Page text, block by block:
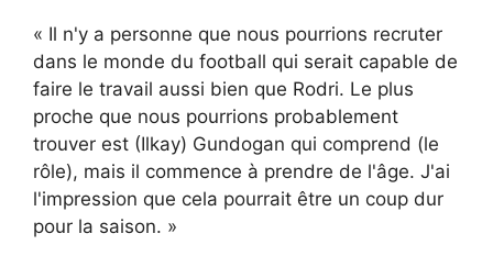
« Il n'y a personne que nous pourrions recruter
dans le monde du football qui serait capable de
faire le travail aussi bien que Rodri. Le plus
proche que nous pourrions probablement
trouver est (Ilkay) Gundogan qui comprend (le
rôle), mais il commence à prendre de l'âge. J'ai
l'impression que cela pourrait être un coup dur
pour la saison. »